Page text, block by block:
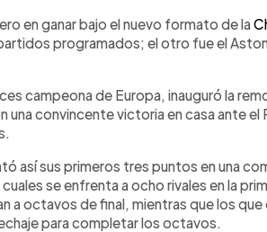
en ganar bajo el nuevo formato de la
programados; el otro fue el
campeona de Europa, inauguró la
convincente victoria en casa ante el
así sus primeros tres puntos en una
se enfrenta a ocho rivales en la
a octavos de final, mientras que los
para completar los octavos.